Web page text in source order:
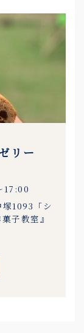
リー
17:00
1093「シ
子教室』